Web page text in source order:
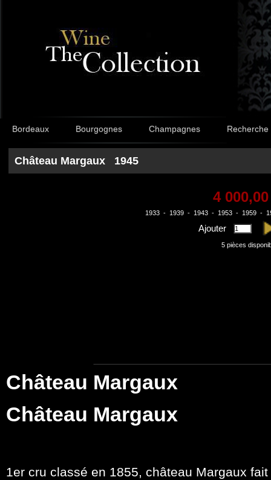
Bordeaux Bourgognes Champagnes Recherche
Château Margaux 1945
4
1933 - 1939 - 1943 - 1953 - 1959 -
Ajouter
5 pièces
Château Margaux
Château Margaux
1er cru classé en 1855, château Margaux